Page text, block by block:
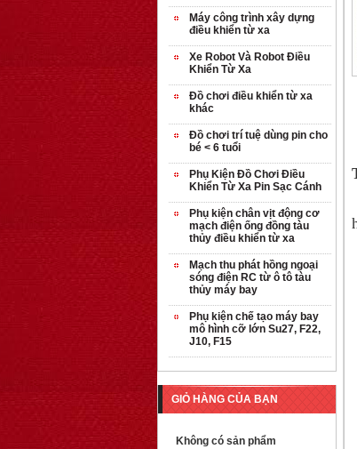
Máy công trình xây dựng
điều khiển từ xa
Xe Robot Và Robot Điều
Khiển Từ Xa
Đồ chơi điều khiển từ xa
khác
Đồ chơi trí tuệ dùng pin cho
bé < 6 tuổi
Phụ Kiện Đồ Chơi Điều
Khiển Từ Xa Pin Sạc Cánh
Phụ kiện chân vịt động cơ
mạch điện ống đồng tàu
thủy điều khiển từ xa
Mạch thu phát hồng ngoại
sóng điện RC từ ô tô tàu
thủy máy bay
Phụ kiện chế tạo máy bay
mô hình cỡ lớn Su27, F22,
J10, F15
GIỎ HÀNG CỦA BẠN
Không có sản phẩm